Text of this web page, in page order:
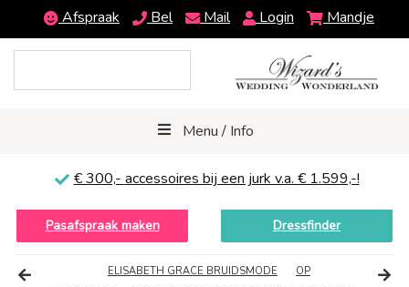
Afspraak Bel Mail Login Mandje
Menu / Info
€ 300,- accessoires bij een jurk v.a. € 1.599,-!
Pasafspraak maken Dressfinder
ELISABETH GRACE BRUIDSMODE
OP